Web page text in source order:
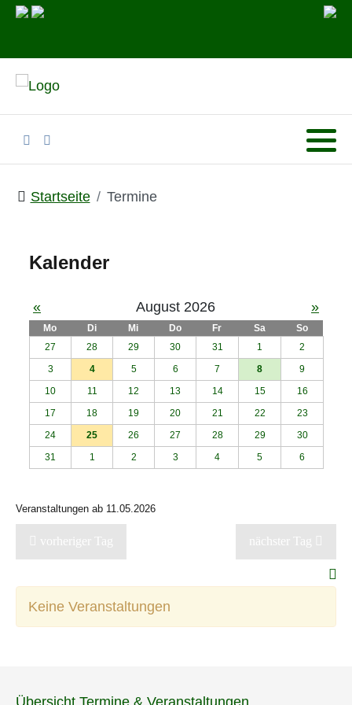
Startseite Termine
Kalender
« August 2026 »
Mo Di Mi Do Fr Sa
So
27
28 29 30 31 1
2
3
4 5 6 7 8
9
10
11 12 13 14 15
16
17
18 19 20 21 22
23
24
25 26 27 28 29
30
31
1 2 3 4 5 6
Veranstaltungen ab 11.05.2026
vorheriger Tag nächster Tag
Keine Veranstaltungen
Übersicht Termine & Veranstaltungen